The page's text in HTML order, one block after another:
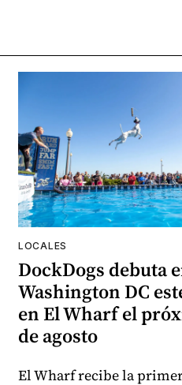
LOCALES
DockDogs debuta
Washington DC
en El Wharf el
de agosto
El Wharf recibe la